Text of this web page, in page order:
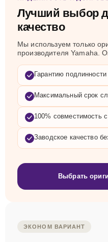
Лучший выбор
качество
Мы используем только
производителя Yamaha.
Гарантию
Максимальный срок
100% совместимость
Заводское качество
Выбрать
ЭКОНОМ ВАРИАНТ